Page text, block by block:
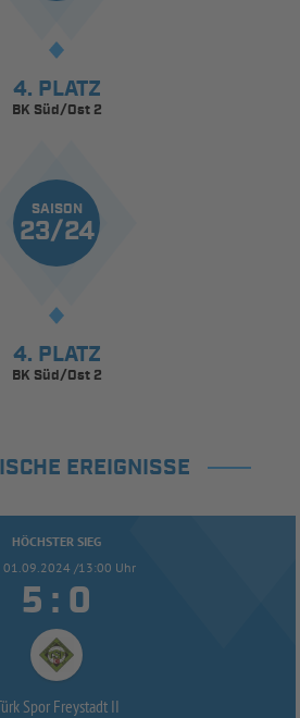
4. PLATZ
BK Süd/Ost 2
SAISON
23/24
4. PLATZ
BK Süd/Ost 2
EREIGNISSE
HÖCHSTER SIEG
01.09.2024 /13:00 Uhr
 : 
Spor Freystadt II